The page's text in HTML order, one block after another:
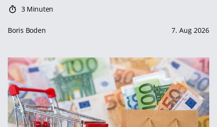
3 Minuten
Boris Boden 7. Aug 2026